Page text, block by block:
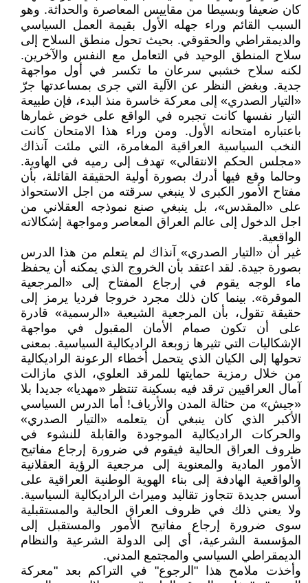
كان ضعيفا وبسيطا من مقاييس المعاصرة والحداثة. وهو
السبب القائم وراء جهله الأول بقيمة العمل السياسي
والديمقراطي والحقوقي. بحيث تحول منطق السلاح إلى
سلاح المنطق الوحيد في التعامل مع النفس والآخرين.
لكنه سلاح خشبي سرعان ما تكسر في أول مواجهة
جدية. وبغض النظر عن الآلية التي جرى بمساعدتها جرّ
«التيار الصدري» إلى معركة خاسرة منذ البدء، فإن طبيعة
التيار نفسها كانت تجبره في الواقع على خوض غمارها
باعتباره امتحانه الأول. ومن وراء هذا الامتحان كانت
النخب السياسية العراقية المغامرة، التي ملئت آنذاك
«مجلس الحكم الانتقالي» تهدف إلى رميه في الهاوية.
وحالما وقع فيها أدرك بصورة أولية الحقيقة القائلة، بأن
مفتاح الأمور الكبرى لا ينبغي سرقته من اجل الاستحواذ
على «المقدس»، بل ينبغي صنع نموذجه العقلاني من
اجل الدخول إلى عالم العراق المعاصر ومواجهة إشكالاته
الواقعية.
غير أن «التيار الصدري» آنذاك لم يتعلم من هذا الدرس
بصورة جيدة. لقد اعتقد بأن الخروج الذي يمكنه أن يحفظ
ماء الوجه يقوم في إرجاع المفتاح إلى «المرجعية
الموقرة». بينما كان ذلك مجرد خروجا فرديا يرمز إلى
حقيقة تقول، بأن المرجعية الشيعية «الرسمية» قادرة
على أن تكون صمام الأمان المقبول في مواجهة
الإشكاليات التي تثيرها زوبعة الراديكالية السياسية. بمعنى
تحولها إلى الكيان الذي يتحمل أخطاء الرعونة الراديكالية
من خلال رمزية حمايتها للمرقد العلوي، الذي مازالت
آمال العراقيين ترقد فيه بسكينة تنتظر «مهديا» جديدا بلا
«جيش» من حثالة المدن والأرياف! أما الدرس السياسي
الأكبر الذي كان ينبغي أن يتعلمه «التيار الصدري»
والحركات الراديكالية الموجودة والقابلة للنشوء في
ظروف العراق الحالية فيقوم في ضرورة إرجاع مفاتيح
الأمور المادية والمعنوية إلى مرجعية الرؤية العقلانية
والواقعية الهادفة إلى بناء الهوية الوطنية العراقية على
أسس جديدة تتجاوز تقاليد وميراث الراديكالية السياسية.
ولا يعني ذلك في ظروف العراق الحالية والمستقبلية
سوى ضرورة إرجاع مفاتيح الأمور والمستقبل إلى
المؤسسة الشرعية، أي إلى الدولة الشرعية والنظام
الديمقراطي السياسي والمجتمع المدني.
وأخذت ملامح هذا "الرجوع" في التراكم بعد "معركة